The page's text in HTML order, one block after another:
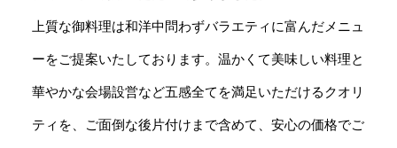
上質な御料理は和洋中問わずバラエティに富んだメニュ
ーをご提案いたしております。温かくて美味しい料理と
華やかな会場設営など五感全てを満足いただけるクオリ
ティを、ご面倒な後片付けまで含めて、安心の価格でご